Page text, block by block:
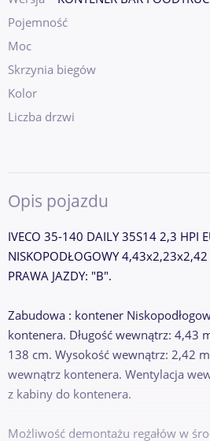
Pojemność
Moc
Skrzynia biegów
Kolor
Liczba drzwi
Opis pojazdu
IVECO 35-140 DAILY 35S14 2,3 HPI
NISKOPODŁOGOWY
PRAWA JAZDY: "B".
Zabudowa : kontener
kontenera. Długość wewnątrz: 4,43
138 cm. Wysokość wewnątrz: 2,42
wewnątrz kontenera. Wentylacja
z kabiny do kontenera.
Możliwość demontażu regałów w